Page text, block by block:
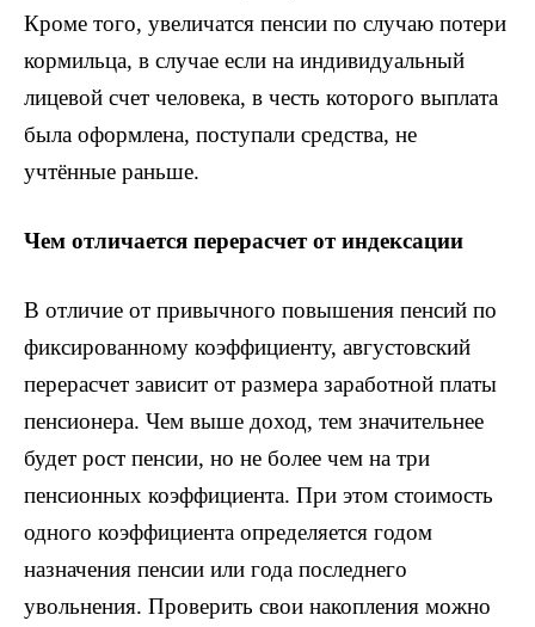
Кроме того, увеличатся пенсии по случаю потери
кормильца, в случае если на индивидуальный
лицевой счет человека, в честь которого выплата
была оформлена, поступали средства, не
учтённые раньше.
Чем отличается перерасчет от индексации
В отличие от привычного повышения пенсий по
фиксированному коэффициенту, августовский
перерасчет зависит от размера заработной платы
пенсионера. Чем выше доход, тем значительнее
будет рост пенсии, но не более чем на три
пенсионных коэффициента. При этом стоимость
одного коэффициента определяется годом
назначения пенсии или года последнего
увольнения. Проверить свои накопления можно